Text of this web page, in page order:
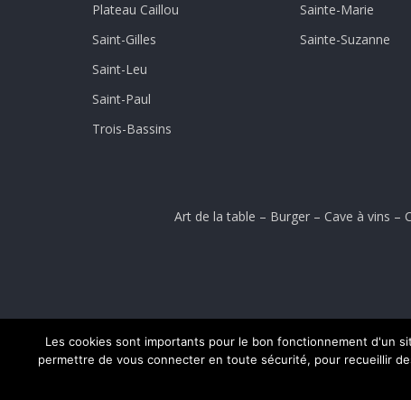
Plateau Caillou
Saint-Gilles
Saint-Leu
Saint-Paul
Trois-Bassins
Sainte-Marie
Sainte-Suzanne
Art de la table – Burger – Cave à vins –
Accueil Conditions générales de ventes
Les cookies sont importants pour le bon fonctionnement d'un
permettre de vous connecter en toute sécurité, pour recueillir